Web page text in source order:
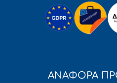
ΑΝΑΦΟΡΑ